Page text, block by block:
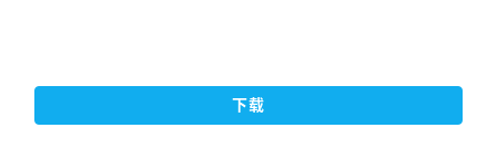
下载